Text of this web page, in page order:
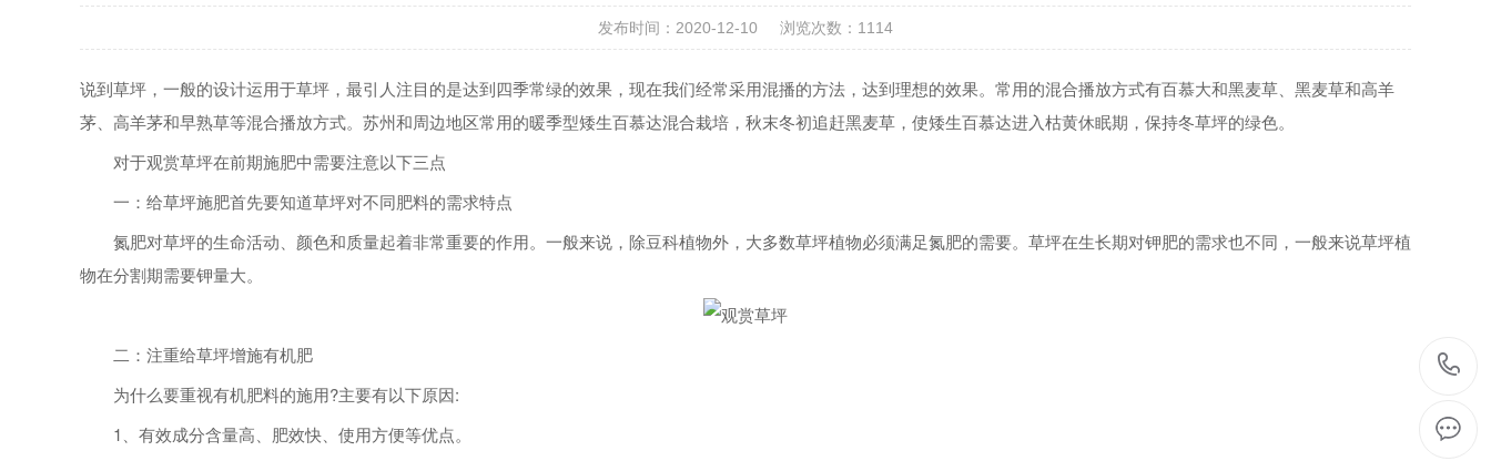
发布时间：2020-12-10 浏览次数： 1114
说到草坪，一般的设计运用于草坪，最引人注目的是达到四季常绿的效果，现在我们经常采用混播的方法，达到理想的效果。常用的混合播放方式有百慕大和黑麦草、黑麦草和高羊
茅、高羊茅和早熟草等混合播放方式。苏州和周边地区常用的暖季型矮生百慕达混合栽培，秋末冬初追赶黑麦草，使矮生百慕达进入枯黄休眠期，保持冬草坪的绿色。
对于观赏草坪在前期施肥中需要注意以下三点
一：给草坪施肥首先要知道草坪对不同肥料的需求特点
氮肥对草坪的生命活动、颜色和质量起着非常重要的作用。一般来说，除豆科植物外，大多数草坪植物必须满足氮肥的需要。草坪在生长期对钾肥的需求也不同，一般来说草坪植
物在分割期需要钾量大。
二：注重给草坪增施有机肥
为什么要重视有机肥料的施用?主要有以下原因:
1、有效成分含量高、肥效快、使用方便等优点。